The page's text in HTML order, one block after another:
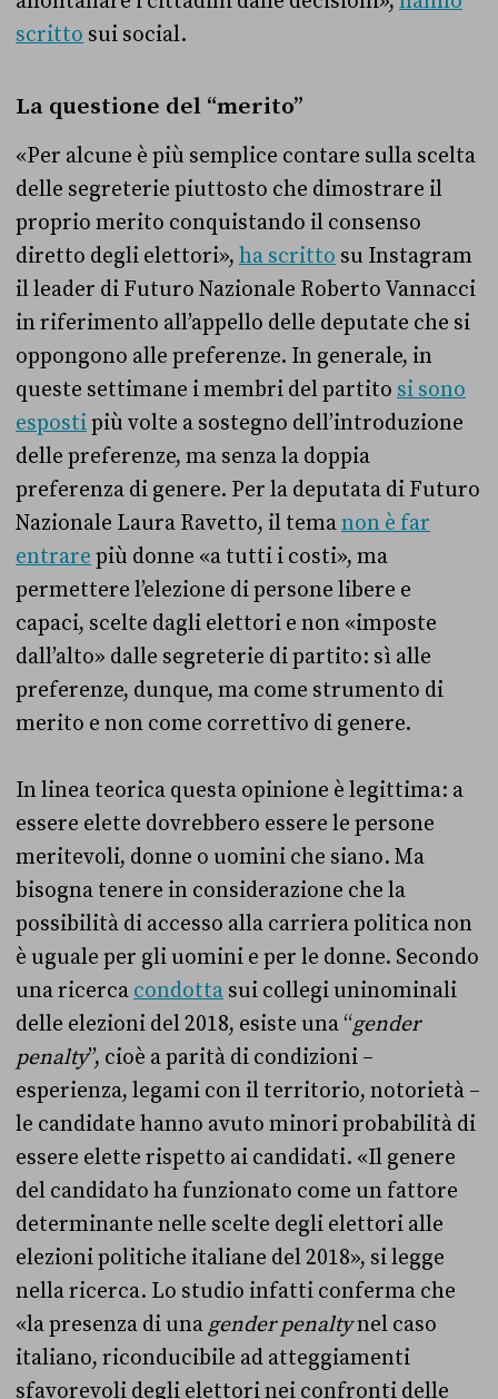
scritto sui social.
La questione del “merito”
«Per alcune è più semplice contare sulla scelta
delle segreterie piuttosto che dimostrare il
proprio merito conquistando il consenso
diretto degli elettori», ha scritto su Instagram
il leader di Futuro Nazionale Roberto Vannacci
in riferimento all’appello delle deputate che si
oppongono alle preferenze. In generale, in
queste settimane i membri del partito si sono
espostipiù volte a sostegno dell’introduzione
delle preferenze, ma senza la doppia
preferenza di genere. Per la deputata di Futuro
Nazionale Laura Ravetto, il temanon è far
entrare più donne «a tutti i costi», ma
permettere l’elezione di persone libere e
capaci, scelte dagli elettori e non «imposte
dall’alto» dalle segreterie di partito: sì alle
preferenze, dunque, ma come strumento di
merito e non come correttivo di genere.
In linea teorica questa opinione è legittima: a
essere elette dovrebbero essere le persone
meritevoli, donne o uomini che siano. Ma
bisogna tenere in considerazione che la
possibilità di accesso alla carriera politica non
è uguale per gli uomini e per le donne. Secondo
una ricerca condotta sui collegi uninominali
delle elezioni del 2018, esiste una “gender
penalty”, cioè a parità di condizioni –
esperienza, legami con il territorio, notorietà –
le candidate hanno avuto minori probabilità di
essere elette rispetto ai candidati. «Il genere
del candidato ha funzionato come un fattore
determinante nelle scelte degli elettori alle
elezioni politiche italiane del 2018», si legge
nella ricerca. Lo studio infatti conferma che
«la presenza di una gender penaltynel caso
italiano, riconducibile ad atteggiamenti
sfavorevoli degli elettori nei confronti delle